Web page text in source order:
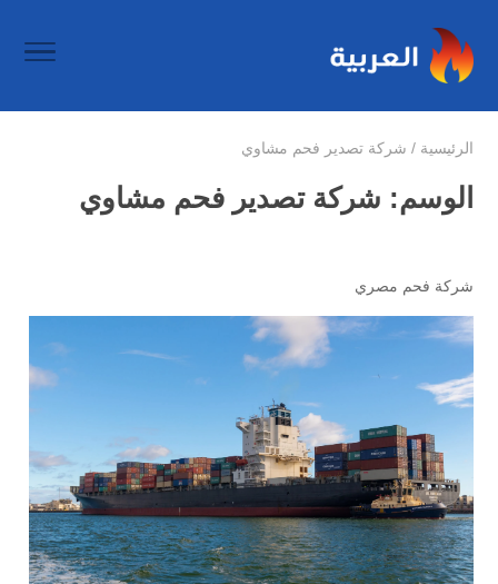
الرئيسية / شركة تصدير فحم مشاوي
الوسم: شركة تصدير فحم مشاوي
شركة فحم مصري